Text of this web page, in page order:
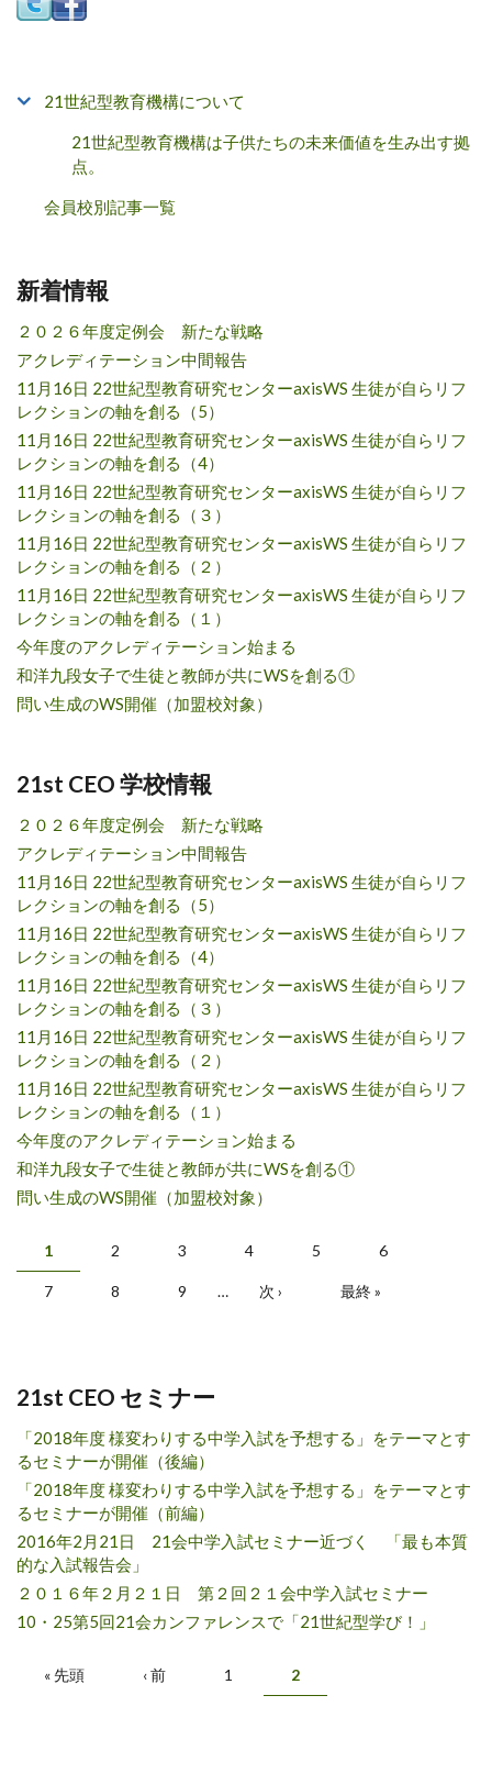
21世紀型教育機構について
21世紀型教育機構は子供たちの未来価値を生み出す拠
点。
会員校別記事一覧
新着情報
２０２６年度定例会 新たな戦略
アクレディテーション中間報告
11月16日 22世紀型教育研究センターaxisWS 生徒が自らリフ
レクションの軸を創る（5）
11月16日 22世紀型教育研究センターaxisWS 生徒が自らリフ
レクションの軸を創る（4）
11月16日 22世紀型教育研究センターaxisWS 生徒が自らリフ
レクションの軸を創る（３）
11月16日 22世紀型教育研究センターaxisWS 生徒が自らリフ
レクションの軸を創る（２）
11月16日 22世紀型教育研究センターaxisWS 生徒が自らリフ
レクションの軸を創る（１）
今年度のアクレディテーション始まる
和洋九段女子で生徒と教師が共にWSを創る①
問い生成のWS開催（加盟校対象）
21st CEO 学校情報
２０２６年度定例会 新たな戦略
アクレディテーション中間報告
11月16日 22世紀型教育研究センターaxisWS 生徒が自らリフ
レクションの軸を創る（5）
11月16日 22世紀型教育研究センターaxisWS 生徒が自らリフ
レクションの軸を創る（4）
11月16日 22世紀型教育研究センターaxisWS 生徒が自らリフ
レクションの軸を創る（３）
11月16日 22世紀型教育研究センターaxisWS 生徒が自らリフ
レクションの軸を創る（２）
11月16日 22世紀型教育研究センターaxisWS 生徒が自らリフ
レクションの軸を創る（１）
今年度のアクレディテーション始まる
和洋九段女子で生徒と教師が共にWSを創る①
問い生成のWS開催（加盟校対象）
ページ
1 2 3 4 5 6
7 8 9 … 次 › 最終 »
21st CEO セミナー
「2018年度 様変わりする中学入試を予想する」をテーマとす
るセミナーが開催（後編）
「2018年度 様変わりする中学入試を予想する」をテーマとす
るセミナーが開催（前編）
2016年2月21日 21会中学入試セミナー近づく 「最も本質
的な入試報告会」
２０１６年２月２１日 第２回２１会中学入試セミナー
10・25第5回21会カンファレンスで「21世紀型学び！」
ページ
« 先頭 ‹ 前 1 2